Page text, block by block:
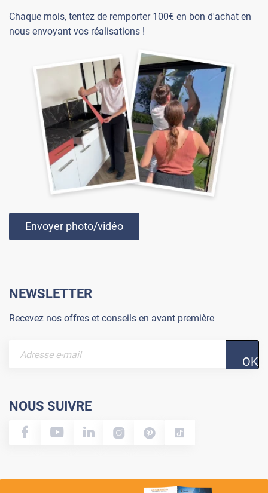
Chaque mois, tentez de remporter 100€ en bon d'achat en
nous envoyant vos réalisations !
Envoyer photo/vidéo
NEWSLETTER
Recevez nos offres et conseils en avant première
OK
NOUS SUIVRE